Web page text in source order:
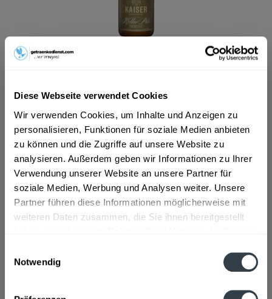
Diese Webseite verwendet Cookies
Wir verwenden Cookies, um Inhalte und Anzeigen zu
personalisieren, Funktionen für soziale Medien anbieten
zu können und die Zugriffe auf unsere Website zu
analysieren. Außerdem geben wir Informationen zu Ihrer
Verwendung unserer Website an unsere Partner für
soziale Medien, Werbung und Analysen weiter. Unsere
Partner führen diese Informationen möglicherweise mit
weiteren Daten zusammen, die Sie ihnen bereitgestellt
Notwendig
inkl. MwSt.ggf. zzgl. Erschwerniszuschlag
Vorrätig
MEHRWEG
+3,10 € Pfand
In den Warenkorb
Artikel-Nr.:
14874
Verfügbar in: